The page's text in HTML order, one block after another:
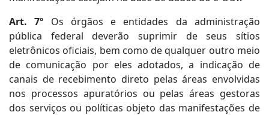
Art. 7º Os órgãos e entidades da administração
pública federal deverão suprimir de seus sítios
eletrônicos oficiais, bem como de qualquer outro meio
de comunicação por eles adotados, a indicação de
canais de recebimento direto pelas áreas envolvidas
nos processos apuratórios ou pelas áreas gestoras
dos serviços ou políticas objeto das manifestações de